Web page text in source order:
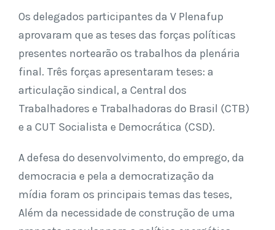
Os delegados participantes da V Plenafup
aprovaram que as teses das forças políticas
presentes nortearão os trabalhos da plenária
final. Três forças apresentaram teses: a
articulação sindical, a Central dos
Trabalhadores e Trabalhadoras do Brasil (CTB)
e a CUT Socialista e Democrática (CSD).
A defesa do desenvolvimento, do emprego, da
democracia e pela a democratização da
mídia foram os principais temas das teses,
Além da necessidade de construção de uma